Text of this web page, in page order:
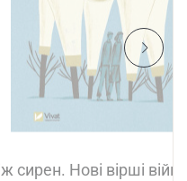
сирен. Нові вірші війни